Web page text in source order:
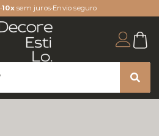
•10xsem juros•Envio seguro